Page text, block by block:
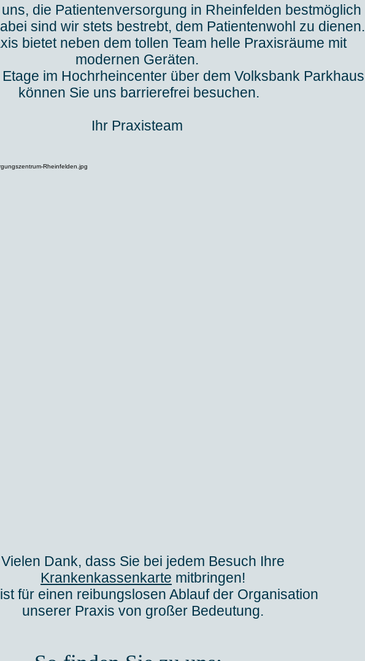
die Patientenversorgung in Rheinfelden bestmöglich
sind wir stets bestrebt, dem Patientenwohl zu dienen.
bietet neben dem tollen Team helle Praxisräume mit
modernen Geräten.
im Hochrheincenter über dem Volksbank Parkhaus
können Sie uns barrierefrei besuchen.
Ihr Praxisteam
Vielen Dank, dass Sie bei jedem Besuch Ihre
Krankenkassenkarte mitbringen!
für einen reibungslosen Ablauf der Organisation
unserer Praxis von großer Bedeutung.